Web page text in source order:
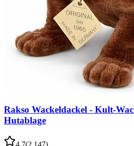
Rakso Wackeldackel - Kult-
Hutablage